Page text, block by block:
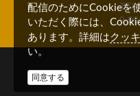
TEL
9:00
配信のためにCookieを
いただく際には、
あります。詳細はクッ
い。
同意する